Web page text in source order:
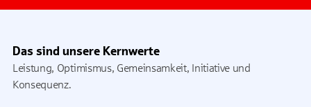
Das sind unsere Kernwerte
Leistung, Optimismus, Gemeinsamkeit, Initiative und
Konsequenz.